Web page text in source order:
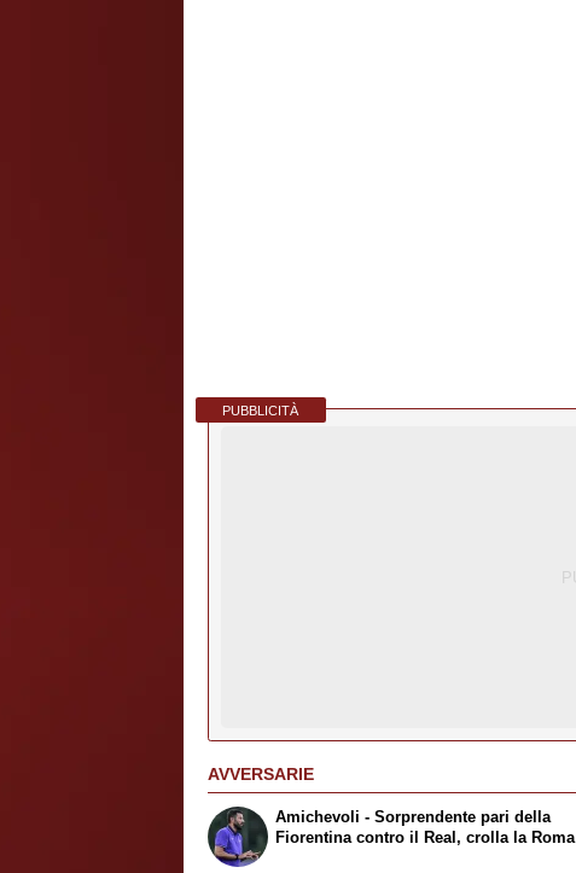
PUBBLICITÀ
AVVERSARIE
Amichevoli - Sorprendente pari della
Fiorentina contro il Real, crolla la Roma